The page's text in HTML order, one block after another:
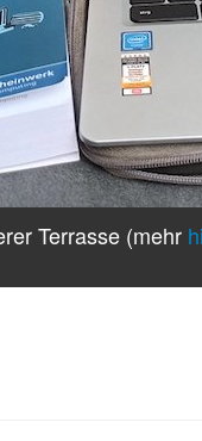
Terrasse (mehr